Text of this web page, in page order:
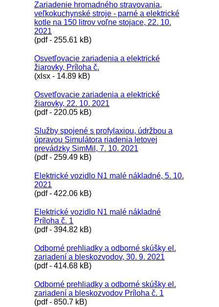
Zariadenie hromadného stravovania,
veľkokuchynské stroje - parné a elektrické
kotle na 150 litrov voľne stojace, 22. 10.
2021
(pdf - 255.61 kB)
Osvetľovacie zariadenia a elektrické
žiarovky, Príloha č.
(xlsx - 14.89 kB)
Osvetľovacie zariadenia a elektrické
žiarovky, 22. 10. 2021
(pdf - 220.05 kB)
Služby spojené s profylaxiou, údržbou a
úpravou Simulátora riadenia letovej
prevádzky SimMil, 7. 10. 2021
(pdf - 259.49 kB)
Elektrické vozidlo N1 malé nákladné, 5. 10.
2021
(pdf - 422.06 kB)
Elektrické vozidlo N1 malé nákladné
Príloha č. 1
(pdf - 394.82 kB)
Odborné prehliadky a odborné skúšky el.
zariadení a bleskozvodov, 30. 9. 2021
(pdf - 414.68 kB)
Odborné prehliadky a odborné skúšky el.
zariadení a bleskozvodov Príloha č. 1
(pdf - 850.7 kB)